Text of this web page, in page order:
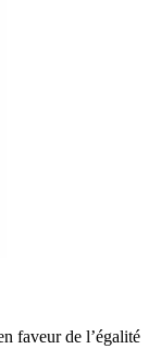
faveur de l’égalité